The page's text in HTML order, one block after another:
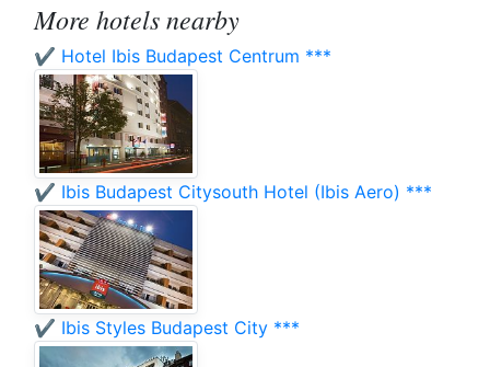
More hotels nearby
✔️ Hotel Ibis Budapest Centrum ***
✔️ Ibis Budapest Citysouth Hotel (Ibis Aero) ***
✔️ Ibis Styles Budapest City ***